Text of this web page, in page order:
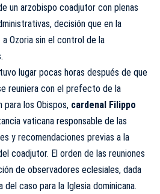
un arzobispo coadjutor con plenas
decisión que en la
Ozoria sin el control de la
lugar pocas horas después de que
reuniera con el prefecto de la
para los Obispos, cardenal Filippo
vaticana responsable de las
y recomendaciones previas a la
coadjutor. El orden de las reuniones
de observadores eclesiales, dada
del caso para la Iglesia dominicana.